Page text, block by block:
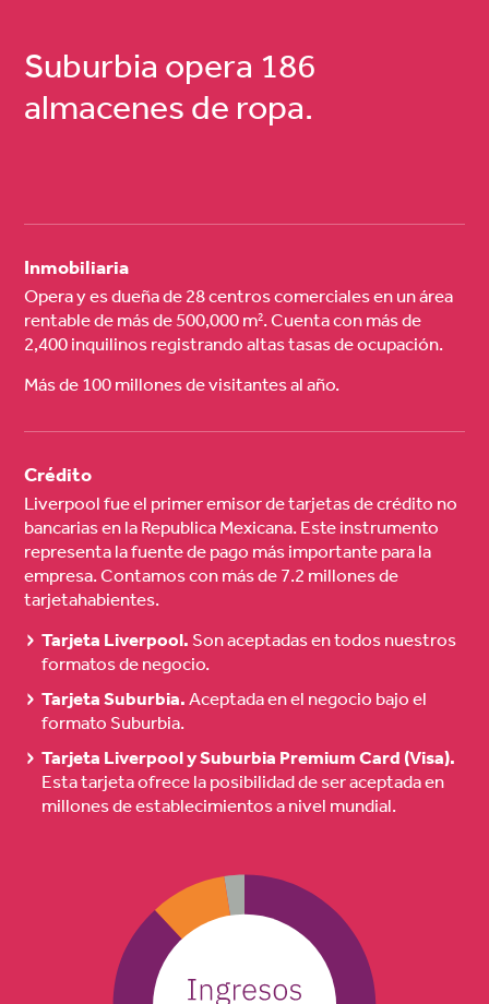
Suburbia opera 186
almacenes de ropa.
Inmobiliaria
Opera y es dueña de 28 centros comerciales en un área
rentable de más de 500,000 m2. Cuenta con más de
2,400 inquilinos registrando altas tasas de ocupación.
Más de 100 millones de visitantes al año.
Crédito
Liverpool fue el primer emisor de tarjetas de crédito no
bancarias en la Republica Mexicana. Este instrumento
representa la fuente de pago más importante para la
empresa. Contamos con más de 7.2 millones de
tarjetahabientes.
Tarjeta Liverpool.Son aceptadas en todos nuestros
formatos de negocio.
Tarjeta Suburbia.Aceptada en el negocio bajo el
formato Suburbia.
Tarjeta Liverpool y Suburbia Premium Card (Visa).
Esta tarjeta ofrece la posibilidad de ser aceptada en
millones de establecimientos a nivel mundial.